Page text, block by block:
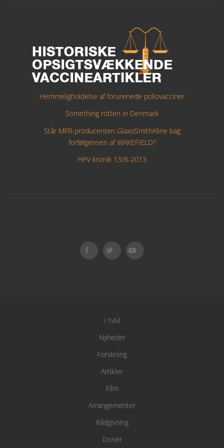
Hemmeligholdelse af forurenede poliovacciner
Something rotten in Denmark
Står MFR-producenten GlaxoSmithKline bag
forfølgensen af WAKEFIELD?
HPV kronik 13/8-2013
I tvivl
Nyheder
Forskning
Artikler
Film
Arrangementer
Rådgivning
Donér